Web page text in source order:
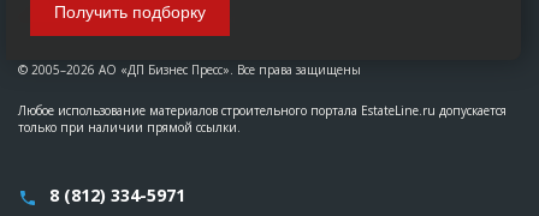
© 2005–2026 АО «ДП Бизнес Пресс». Все права защищены
Любое использование материалов строительного портала EstateLine.ru допускается
только при наличии прямой ссылки.
8 (812) 334-5971
Получить подборку